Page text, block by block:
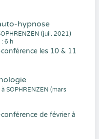
hypnose
(juil. 2021)
6 h
les 10 & 11
SOPHRENZEN (mars
de février à